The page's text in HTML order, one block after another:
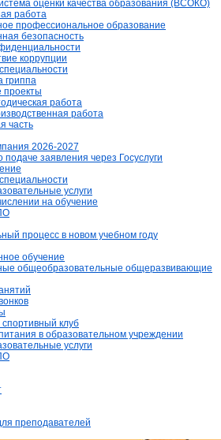
оценки качества образования (ВСОКО)
работа
профессиональное образование
безопасность
коррупции
гриппа
проекты
работа
работа
часть
2026-2027
подаче заявления через Госуслуги
услуги
на обучение
процесс в новом учебном году
обучение
общеобразовательные общеразвивающие
клуб
в образовательном учреждении
услуги
преподавателей